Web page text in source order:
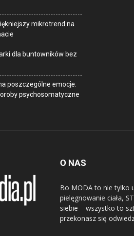
mikrotrend na
dla buntowników bez
poszczególne emocje.
psychosomatyczne
O NAS
Bo MODA to nie tylko
pielęgnowanie ciała,
siebie – wszystko to
przekonasz się